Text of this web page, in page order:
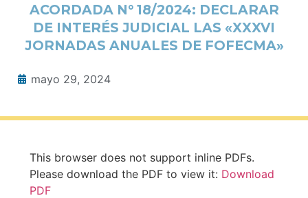
ACORDADA N° 18/2024: DECLARAR
DE INTERÉS JUDICIAL LAS «XXXVI
JORNADAS ANUALES DE FOFECMA»
mayo 29, 2024
This browser does not support inline PDFs.
Please download the PDF to view it: Download
PDF